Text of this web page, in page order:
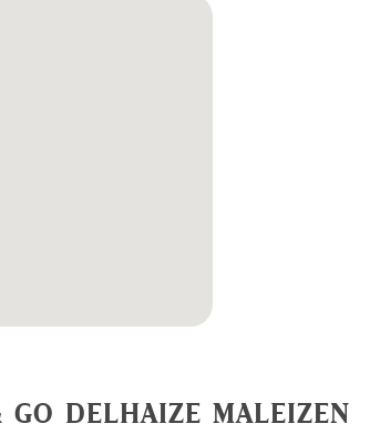
GO DELHAIZE MALEIZEN